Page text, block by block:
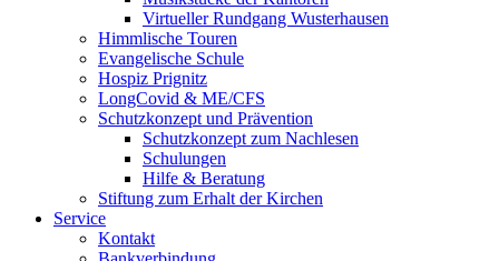
Virtueller Rundgang Wusterhausen
Himmlische Touren
Evangelische Schule
Hospiz Prignitz
LongCovid & ME/CFS
Schutzkonzept und Prävention
Schutzkonzept zum Nachlesen
Schulungen
Hilfe & Beratung
Stiftung zum Erhalt der Kirchen
Service
Kontakt